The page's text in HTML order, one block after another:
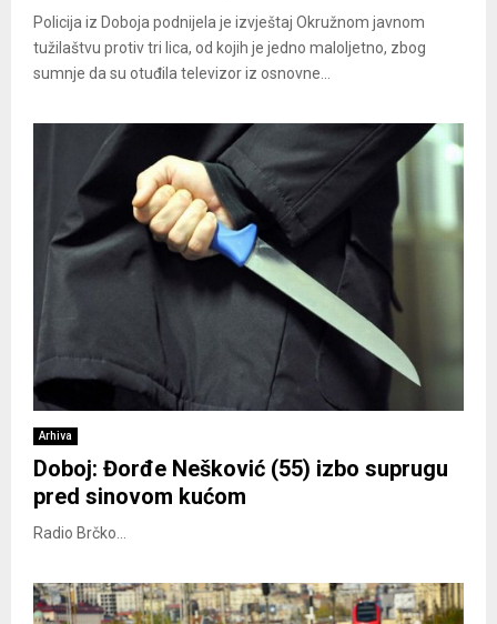
Policija iz Doboja podnijela je izvještaj Okružnom javnom
tužilaštvu protiv tri lica, od kojih je jedno maloljetno, zbog
sumnje da su otuđila televizor iz osnovne...
Arhiva
Doboj: Đorđe Nešković (55) izbo suprugu
pred sinovom kućom
Radio Brčko...